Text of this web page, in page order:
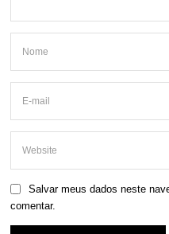
Salvar meus dados neste
comentar.